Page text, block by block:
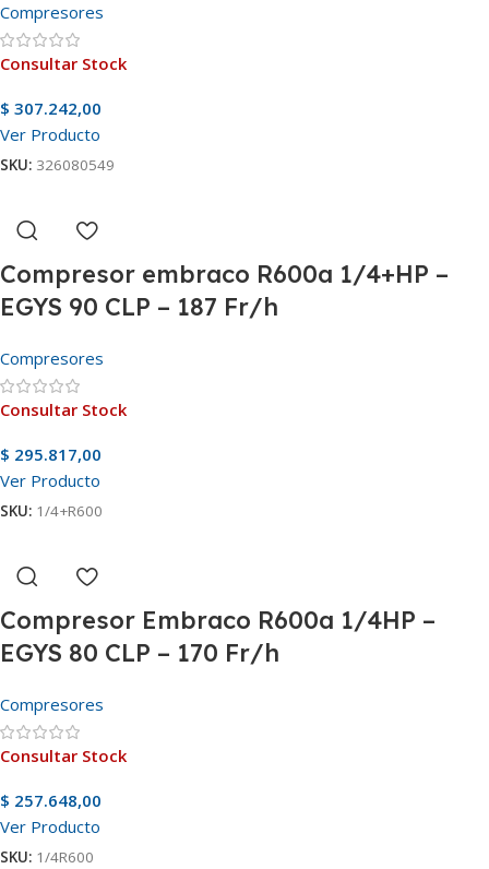
Compresores
Consultar Stock
$ 307.242,00
Ver Producto
SKU: 326080549
Compresor embraco R600a 1/4+HP –
EGYS 90 CLP – 187 Fr/h
Compresores
Consultar Stock
$ 295.817,00
Ver Producto
SKU: 1/4+R600
Compresor Embraco R600a 1/4HP –
EGYS 80 CLP – 170 Fr/h
Compresores
Consultar Stock
$ 257.648,00
Ver Producto
SKU: 1/4R600